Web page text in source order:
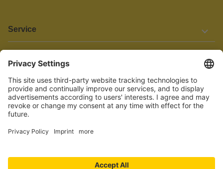
Service
Informationen
Barrierefreiheit
Wir bemühen uns, unsere Website barrierefrei zu gestalten.
Einige Inhalte und Funktionen sind derzeit jedoch noch nicht
vollständig zugänglich. Wenn Sie auf Barrieren stoßen oder Hilfe
benötigen, kontaktieren Sie uns bitte unter service[at]knutzen.de.
Vertrag widerrufen
© 2026 TEBOLO